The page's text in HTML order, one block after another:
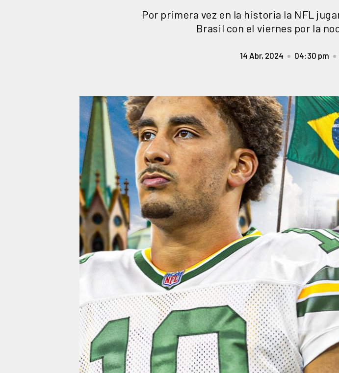
Por primera vez en la historia la NFL
Brasil con el viernes por la
14 Abr, 2024 04:30 pm